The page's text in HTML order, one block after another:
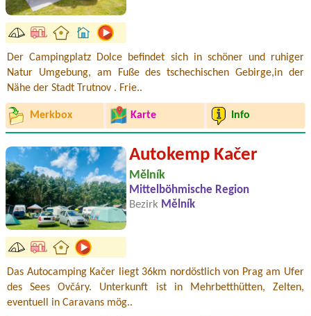
Der Campingplatz Dolce befindet sich in schöner und ruhiger
Natur Umgebung, am Fuße des tschechischen Gebirge,in der
Nähe der Stadt Trutnov . Frie..
Merkbox Karte Info
Autokemp Kačer
Mělník
Mittelböhmische Region
Bezirk Mělník
Das Autocamping Kačer liegt 36km nordöstlich von Prag am Ufer
des Sees Ovčáry. Unterkunft ist in Mehrbetthütten, Zelten,
eventuell in Caravans mög..